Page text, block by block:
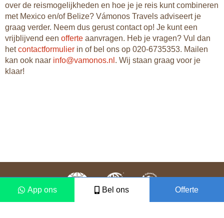
over de reismogelijkheden en hoe je je reis kunt combineren
met Mexico en/of Belize? Vámonos Travels adviseert je
graag verder. Neem dus gerust contact op! Je kunt een
vrijblijvend een offerte aanvragen. Heb je vragen? Vul dan
hetcontactformulier in of bel ons op 020-6735353. Mailen
kan ook naar info@vamonos.nl . Wij staan graag voor je
klaar!
App ons Bel ons Offerte